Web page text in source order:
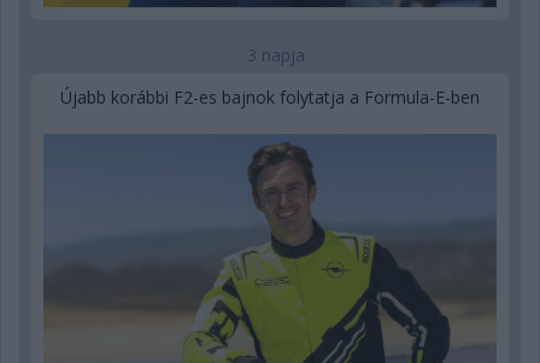
3 napja
Újabb korábbi F2-es bajnok folytatja a Formula-E-ben